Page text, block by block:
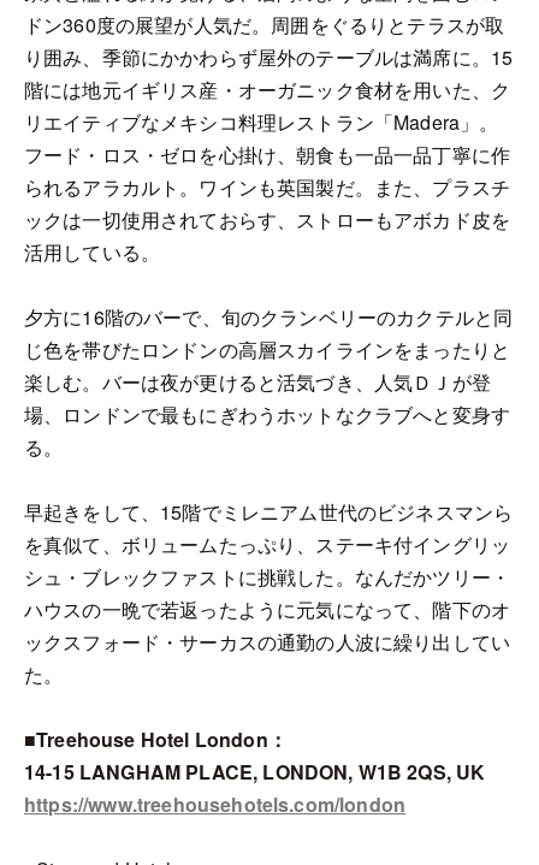
ドン360度の展望が人気だ。周囲をぐるりとテラスが取
り囲み、季節にかかわらず屋外のテーブルは満席に。15
階には地元イギリス産・オーガニック食材を用いた、ク
リエイティブなメキシコ料理レストラン「Madera」。
フード・ロス・ゼロを心掛け、朝食も一品一品丁寧に作
られるアラカルト。ワインも英国製だ。また、プラスチ
ックは一切使用されておらす、ストローもアボカド皮を
活用している。
夕方に16階のバーで、旬のクランベリーのカクテルと同
じ色を帯びたロンドンの高層スカイラインをまったりと
楽しむ。バーは夜が更けると活気づき、人気ＤＪが登
場、ロンドンで最もにぎわうホットなクラブへと変身す
る。
早起きをして、15階でミレニアム世代のビジネスマンら
を真似て、ボリュームたっぷり、ステーキ付イングリッ
シュ・ブレックファストに挑戦した。なんだかツリー・
ハウスの一晩で若返ったように元気になって、階下のオ
ックスフォード・サーカスの通勤の人波に繰り出してい
た。
■Treehouse Hotel London：
14-15 LANGHAM PLACE, LONDON, W1B 2QS, UK
https://www.treehousehotels.com/london